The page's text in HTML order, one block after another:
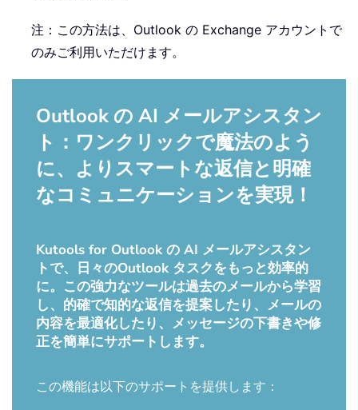
注：この方法は、Outlook の Exchange アカウントで
のみご利用いただけます。
Outlook の AI メールアシスタン
ト：ワンクリックで魔法のよう
に、よりスマートな返信と明確
なコミュニケーションを実現！
Kutools for Outlook の AI メールアシスタン
トで、日々のOutlook タスクをもっと効率的
に。この強力なツールは過去のメールから学習
し、的確で知的な返信を提案したり、メールの
内容を最適化したり、メッセージの下書きや修
正を簡単にサポートします。
この機能は以下のサポートを提供します：